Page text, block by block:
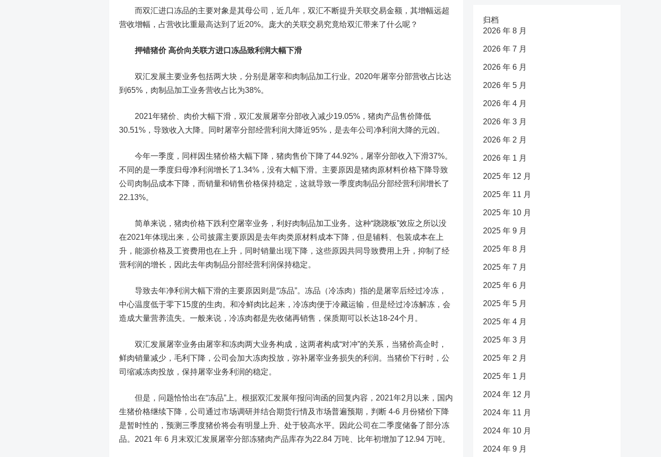
而双汇进口冻品的主要对象是其母公司，近几年，双汇不断提升关联交易金额，其增幅远超
营收增幅，占营收比重最高达到了近20%。庞大的关联交易究竟给双汇带来了什么呢？
押错猪价 高价向关联方进口冻品致利润大幅下滑
双汇发展主要业务包括两大块，分别是屠宰和肉制品加工行业。2020年屠宰分部营收占比达
到65%，肉制品加工业务营收占比为38%。
2021年猪价、肉价大幅下滑，双汇发展屠宰分部收入减少19.05%，猪肉产品售价降低
30.51%，导致收入大降。同时屠宰分部经营利润大降近95%，是去年公司净利润大降的元凶。
今年一季度，同样因生猪价格大幅下降，猪肉售价下降了44.92%，屠宰分部收入下滑37%。
不同的是一季度归母净利润增长了1.34%，没有大幅下滑。主要原因是猪肉原材料价格下降导致
公司肉制品成本下降，而销量和销售价格保持稳定，这就导致一季度肉制品分部经营利润增长了
22.13%。
简单来说，猪肉价格下跌利空屠宰业务，利好肉制品加工业务。这种“跷跷板”效应之所以没
在2021年体现出来，公司披露主要原因是去年肉类原材料成本下降，但是辅料、包装成本在上
升，能源价格及工资费用也在上升，同时销量出现下降，这些原因共同导致费用上升，抑制了经
营利润的增长，因此去年肉制品分部经营利润保持稳定。
导致去年净利润大幅下滑的主要原因则是“冻品”。冻品（冷冻肉）指的是屠宰后经过冷冻，
中心温度低于零下15度的生肉。和冷鲜肉比起来，冷冻肉便于冷藏运输，但是经过冷冻解冻，会
造成大量营养流失。一般来说，冷冻肉都是先收储再销售，保质期可以长达18-24个月。
双汇发展屠宰业务由屠宰和冻肉两大业务构成，这两者构成“对冲”的关系，当猪价高企时，
鲜肉销量减少，毛利下降，公司会加大冻肉投放，弥补屠宰业务损失的利润。当猪价下行时，公
司缩减冻肉投放，保持屠宰业务利润的稳定。
但是，问题恰恰出在“冻品”上。根据双汇发展年报问询函的回复内容，2021年2月以来，国内
生猪价格继续下降，公司通过市场调研并结合期货行情及市场普遍预期，判断 4-6 月份猪价下降
是暂时性的，预测三季度猪价将会有明显上升、处于较高水平。因此公司在二季度储备了部分冻
品。2021 年 6 月末双汇发展屠宰分部冻猪肉产品库存为22.84 万吨、比年初增加了12.94 万吨。
归档
2026 年 8 月
2026 年 7 月
2026 年 6 月
2026 年 5 月
2026 年 4 月
2026 年 3 月
2026 年 2 月
2026 年 1 月
2025 年 12 月
2025 年 11 月
2025 年 10 月
2025 年 9 月
2025 年 8 月
2025 年 7 月
2025 年 6 月
2025 年 5 月
2025 年 4 月
2025 年 3 月
2025 年 2 月
2025 年 1 月
2024 年 12 月
2024 年 11 月
2024 年 10 月
2024 年 9 月